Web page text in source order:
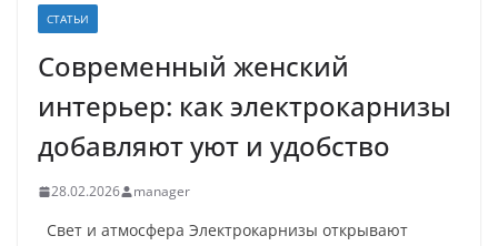
СТАТЬИ
Современный женский
интерьер: как электрокарнизы
добавляют уют и удобство
28.02.2026 manager
Свет и атмосфера Электрокарнизы открывают